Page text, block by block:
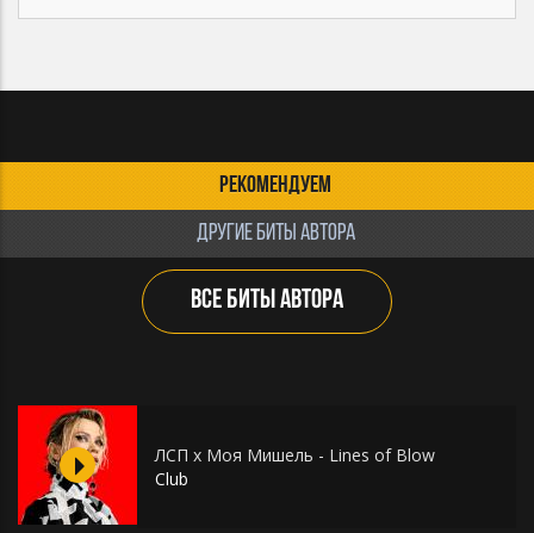
РЕКОМЕНДУЕМ
ДРУГИЕ БИТЫ АВТОРА
ВСЕ БИТЫ АВТОРА
ЛСП х Моя Мишель - Lines of Blow
Club